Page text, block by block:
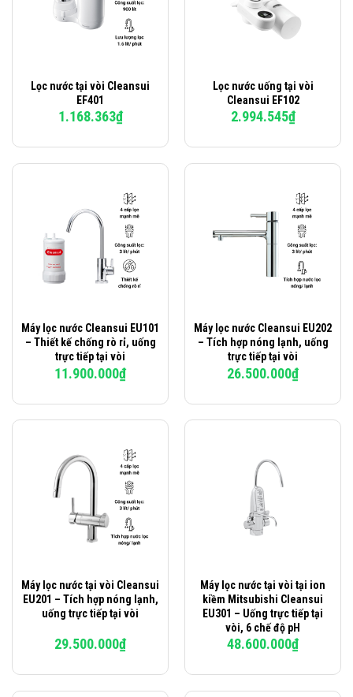
Lọc nước tại vòi Cleansui
EF401
1.168.363₫
Lọc nước uống tại vòi
Cleansui EF102
2.994.545₫
Máy lọc nước Cleansui EU101
– Thiết kế chống rò rỉ, uống
trực tiếp tại vòi
11.900.000₫
Máy lọc nước Cleansui EU202
– Tích hợp nóng lạnh, uống
trực tiếp tại vòi
26.500.000₫
Máy lọc nước tại vòi Cleansui
EU201 – Tích hợp nóng lạnh,
uống trực tiếp tại vòi
29.500.000₫
Máy lọc nước tại vòi tại ion
kiềm Mitsubishi Cleansui
EU301 – Uống trực tiếp tại
vòi, 6 chế độ pH
48.600.000₫